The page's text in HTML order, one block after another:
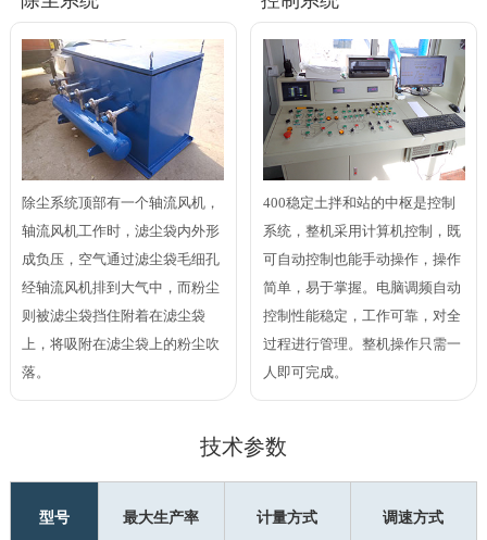
除尘系统顶部有一个轴流风机，
轴流风机工作时，滤尘袋内外形
成负压，空气通过滤尘袋毛细孔
经轴流风机排到大气中，而粉尘
则被滤尘袋挡住附着在滤尘袋
上，将吸附在滤尘袋上的粉尘吹
落。
400稳定土拌和站的中枢是控制
系统，整机采用计算机控制，既
可自动控制也能手动操作，操作
简单，易于掌握。电脑调频自动
控制性能稳定，工作可靠，对全
过程进行管理。整机操作只需一
人即可完成。
技术参数
型号 最大生产率 计量方式 调速方式